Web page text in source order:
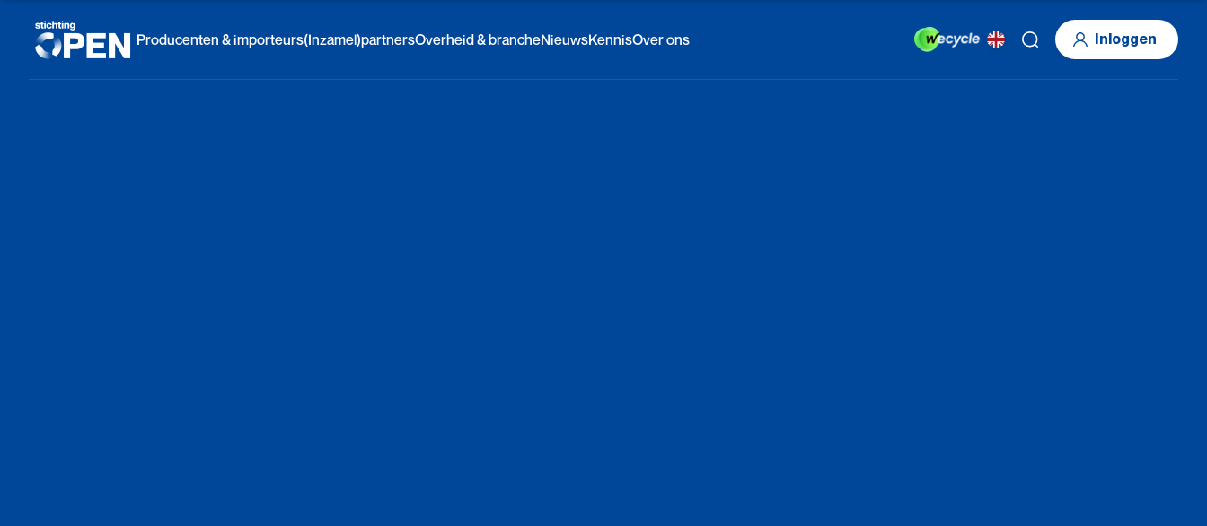
Producenten & importeurs(Inzamel)partnersOverheid & brancheNieuwsKennisOver ons Inloggen